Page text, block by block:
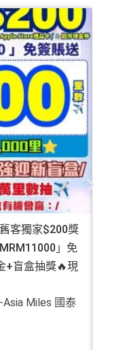
客獨家$200獎
」免
+盲盒抽獎🔥現
Asia Miles 國泰